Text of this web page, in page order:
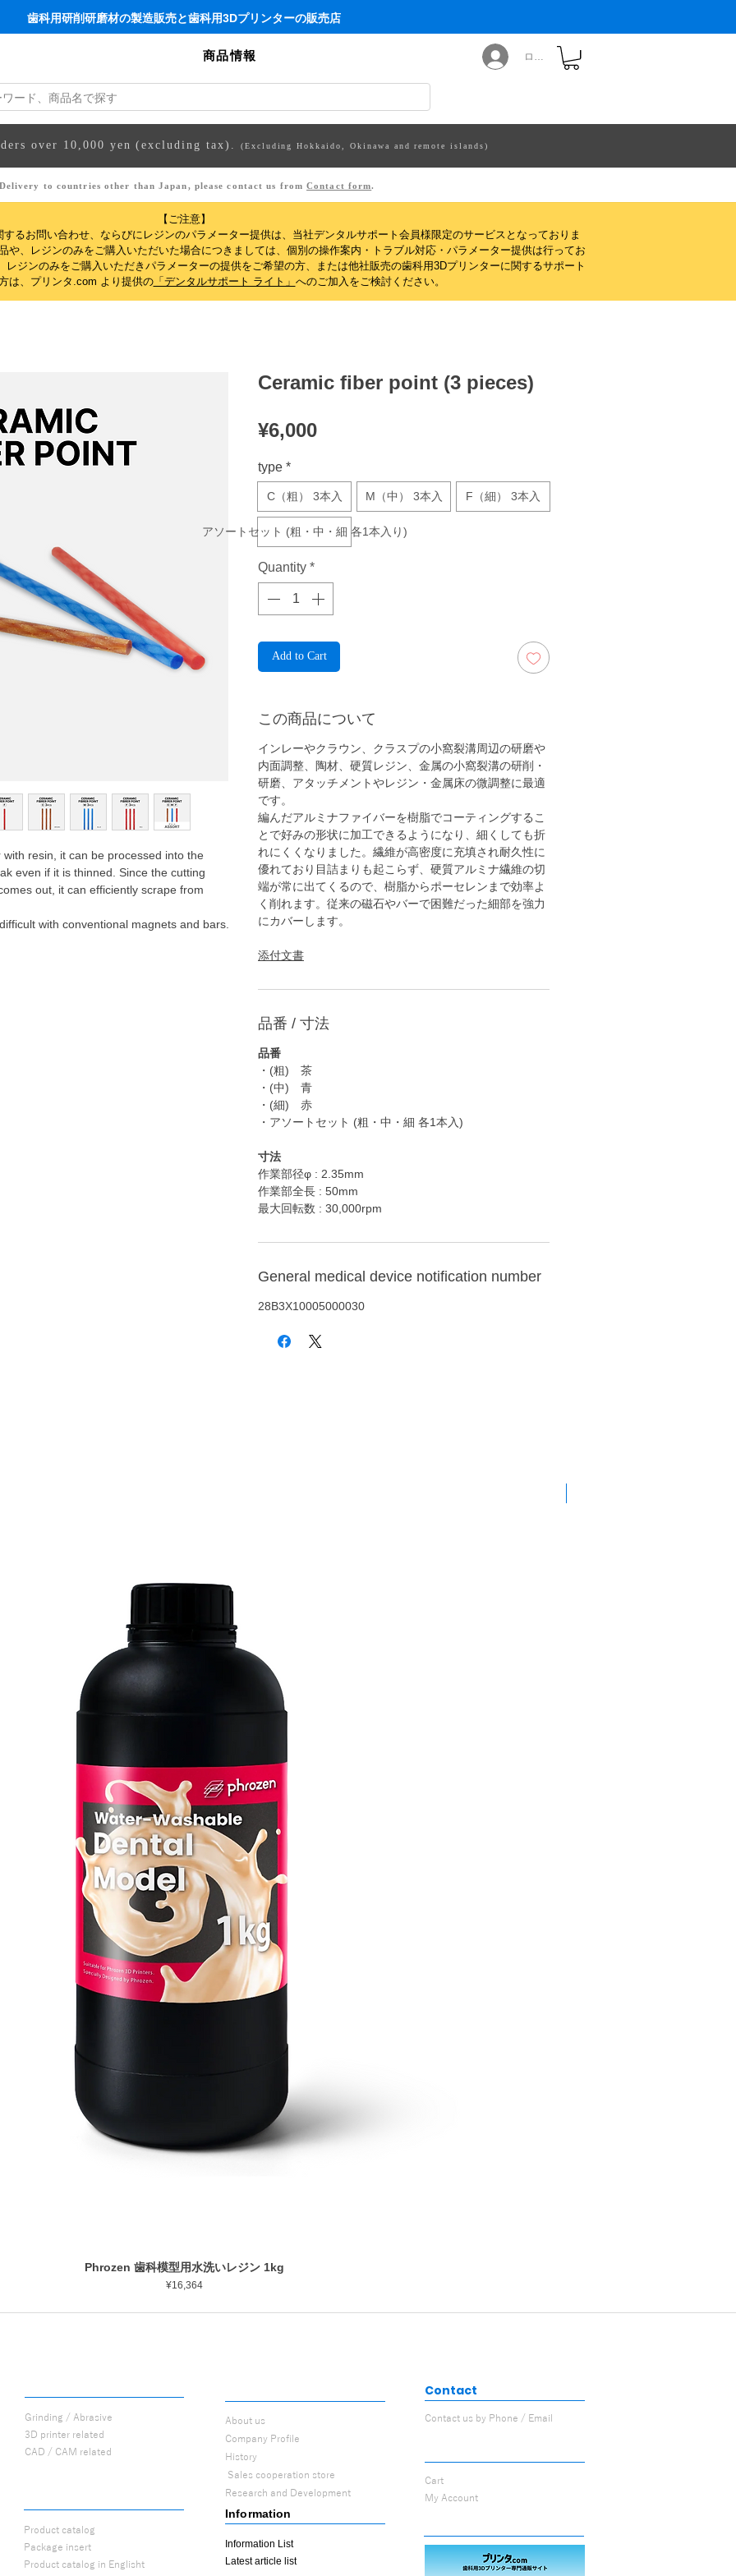
商品情報 ログイン
歯科用研削研磨材の製造販売と歯科用3Dプリンターの販売店
over 10,000 yen (excluding tax). (Excluding Hokkaido, Okinawa and remote islands)
to countries other than Japan, please contact us fromContact form.
【ご注意】
るお問い合わせ、ならびにレジンのパラメーター提供は、当社デンタルサポート会員様限定のサービスとなっておりま
や、レジンのみをご購入いただいた場合につきましては、個別の操作案内・トラブル対応・パラメーター提供は行ってお
ジンのみをご購入いただきパラメーターの提供をご希望の方、または他社販売の歯科用3Dプリンターに関するサポート
は、プリンタ.com より提供の「デンタルサポート ライト」 へのご加入をご検討ください。
resin, it can be processed into the
even if it is thinned. Since the cutting
out, it can efficiently scrape from
with conventional magnets and bars.
Ceramic fiber point (3 pieces)
¥6,000Price
type *
C（粗） 3本入 M（中） 3本入 F（細） 3本入
アソートセット (粗・中・細 各1本入り)
Quantity *
Add to Cart
この商品について
インレーやクラウン、クラスプの小窩裂溝周辺の研磨や
内面調整、陶材、硬質レジン、金属の小窩裂溝の研削・
研磨、アタッチメントやレジン・金属床の微調整に最適
です。
編んだアルミナファイバーを樹脂でコーティングするこ
とで好みの形状に加工できるようになり、細くしても折
れにくくなりました。繊維が高密度に充填され耐久性に
優れており目詰まりも起こらず、硬質アルミナ繊維の切
端が常に出てくるので、樹脂からポーセレンまで効率よ
く削れます。従来の磁石やバーで困難だった細部を強力
にカバーします。
添付文書
品番 / 寸法
品番
・(粗) 茶
・(中) 青
・(細) 赤
・アソートセット (粗・中・細 各1本入)
寸法
作業部径φ : 2.35mm
作業部全長 : 50mm
最大回転数 : 30,000rpm
General medical device notification number
28B3X10005000030
Quick View
Phrozen 歯科模型用水洗いレジン 1kg
Price
¥16,364
Grinding / Abrasive
3D printer related
CAD / CAM related
Product catalog
Package insert
Product catalog in Englisht
About us
Company Profile
History
Sales cooperation store
Research and Development
Information
Information List
Latest article list
Contact
Contact us by Phone / Email
Cart
My Account